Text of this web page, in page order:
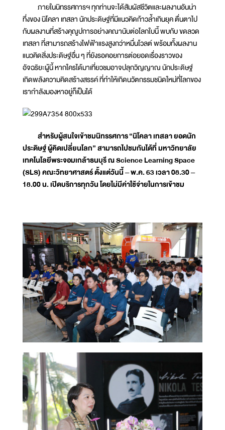
ภายในนิทรรศการฯ ทุกท่านจะได้สัมผัสชีวิตและผลงานอันน่า
ทึ่งของ นิโคลา เทสลา นักประดิษฐ์ที่มีแนวคิดก้าวล้ำเกินยุค ตื่นตาไป
กับผลงานที่สร้างคุณูปการอย่างคณานับต่อโลกใบนี้ พบกับ ขดลวด
เทสลา ที่สามารถสร้างไฟฟ้าแรงสูงกว่าหมื่นโวลต์ พร้อมทั้งผลงาน
แนวคิดสิ่งประดิษฐ์อื่น ๆ ที่ยังรอคอยการต่อยอดเรื่องราวของ
อัจฉริยะผู้นี้ หากใครได้มาเที่ยวชมอาจปลุกวิญญาณ นักประดิษฐ์
เกิดพลังความคิดสร้างสรรค์ ที่ทำให้เกิดนวัตกรรมชนิดใหม่ที่โลกของ
เรากำลังมองหาอยู่ก็เป็นได้
สำหรับผู้สนใจเข้าชมนิทรรศการ“นิโคลา เทสลา ยอดนัก
ประดิษฐ์ ผู้คิดเปลี่ยนโลก” สามารถไปชมกันได้ที่ มหาวิทยาลัย
เทคโนโลยีพระจอมเกล้าธนบุรี ณ Science Learning Space
(SLS) คณะวิทยาศาสตร์ ตั้งแต่วันนี้ – พ.ค. 63 เวลา 08.30 –
18.00 น. เปิดบริการทุกวัน โดยไม่มีค่าใช้จ่ายในการเข้าชม